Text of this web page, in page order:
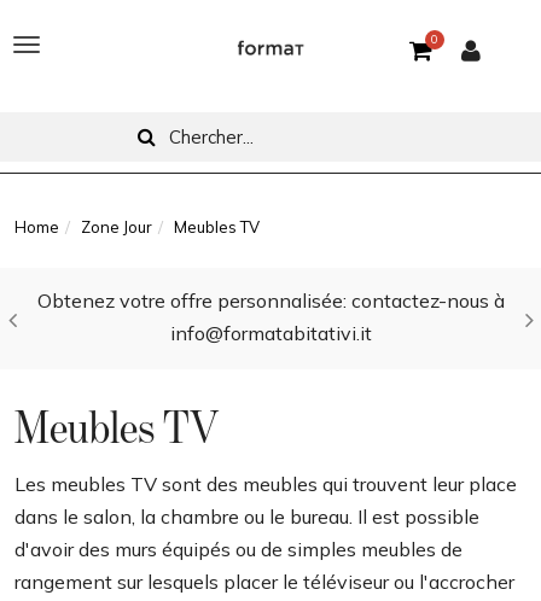
T
g
l
i
g
a
t
0
Home Zone Jour Meubles TV
Obtenez votre offre personnalisée: contactez-nous à
info@formatabitativi.it
Meubles TV
Les meubles TV sont des meubles qui trouvent leur place
dans le salon, la chambre ou le bureau. Il est possible
d'avoir des murs équipés ou de simples meubles de
rangement sur lesquels placer le téléviseur ou l'accrocher